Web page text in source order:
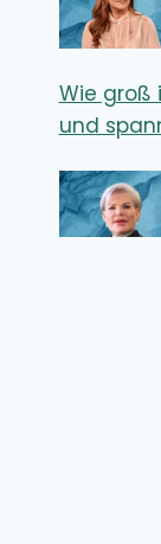
Wie groß
und